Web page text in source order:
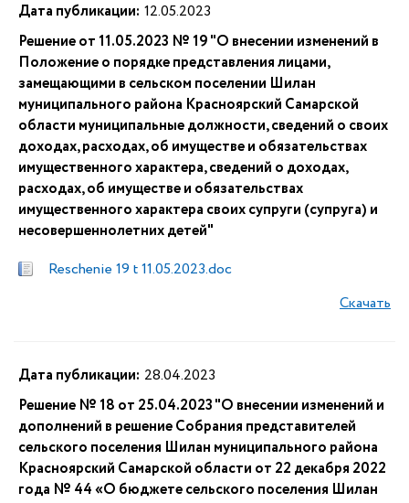
Дата публикации: 12.05.2023
Решение от 11.05.2023 № 19 "О внесении изменений в
Положение о порядке представления лицами,
замещающими в сельском поселении Шилан
муниципального района Красноярский Самарской
области муниципальные должности, сведений о своих
доходах, расходах, об имуществе и обязательствах
имущественного характера, сведений о доходах,
расходах, об имуществе и обязательствах
имущественного характера своих супруги (супруга) и
несовершеннолетних детей"
Reschenie 19 t 11.05.2023.doc
Скачать
Дата публикации: 28.04.2023
Решение № 18 от 25.04.2023 "О внесении изменений и
дополнений в решение Собрания представителей
сельского поселения Шилан муниципального района
Красноярский Самарской области от 22 декабря 2022
года № 44 «О бюджете сельского поселения Шилан